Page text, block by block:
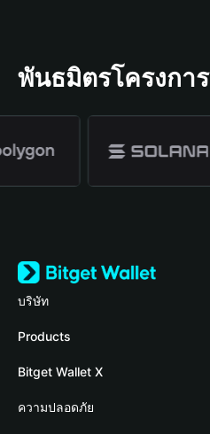
พันธมิตรโครงการ
บริษัท
เกี่ยวกับ Bitget Wallet
Blog
Academy
Products
Crypto Card
Stablecoin Earn
Bitget Wallet X
นักพัฒนา
ความปลอดภัย